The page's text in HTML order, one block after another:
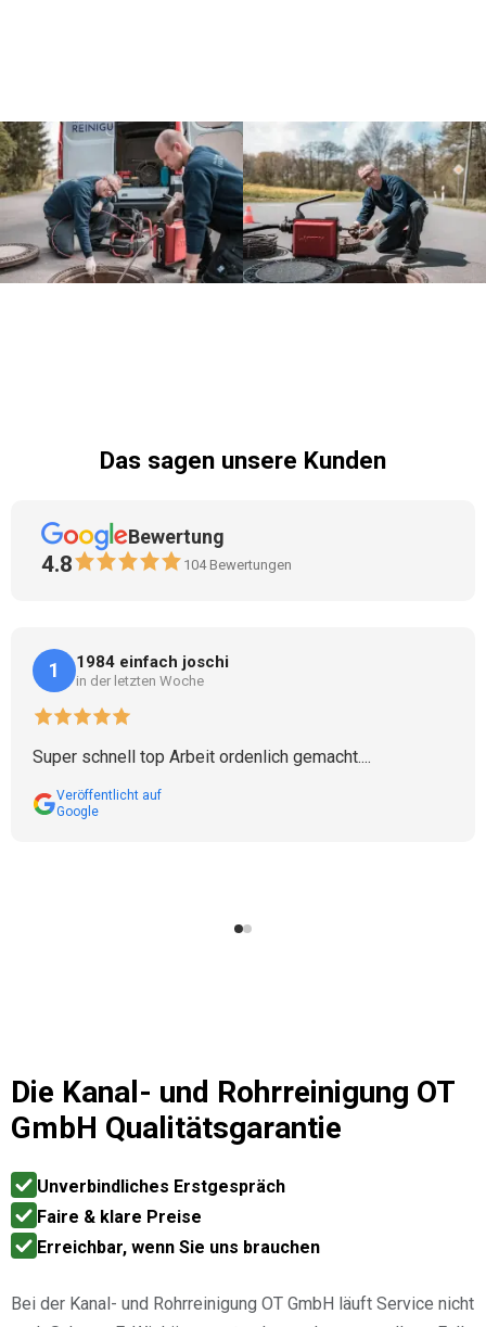
Das sagen unsere Kunden
Bewertung
4.8 104Bewertungen
1 1984 einfach joschi
in der letzten Woche
Super schnell top Arbeit ordenlich gemacht....
Veröffentlicht auf
Google
Die Kanal- und Rohrreinigung OT
GmbH Qualitätsgarantie
Unverbindliches Erstgespräch
Faire & klare Preise
Erreichbar, wenn Sie uns brauchen
Bei der Kanal- und Rohrreinigung OT GmbH läuft Service nicht